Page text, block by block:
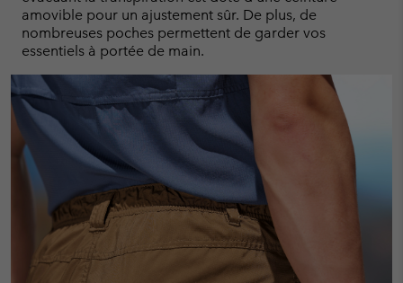
amovible pour un ajustement sûr. De plus, de
nombreuses poches permettent de garder vos
essentiels à portée de main.